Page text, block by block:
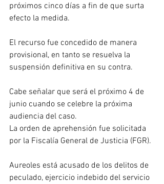
próximos cinco días a fin de que surta
efecto la medida.
El recurso fue concedido de manera
provisional, en tanto se resuelva la
suspensión definitiva en su contra.
Cabe señalar que será el próximo 4 de
junio cuando se celebre la próxima
audiencia del caso.
La orden de aprehensión fue solicitada
por la Fiscalía General de Justicia (FGR).
Aureoles está acusado de los delitos de
peculado, ejercicio indebido del servicio